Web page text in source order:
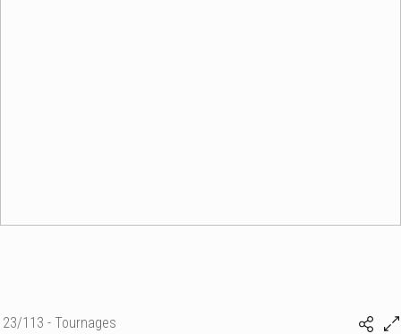
23/113 - Tournages